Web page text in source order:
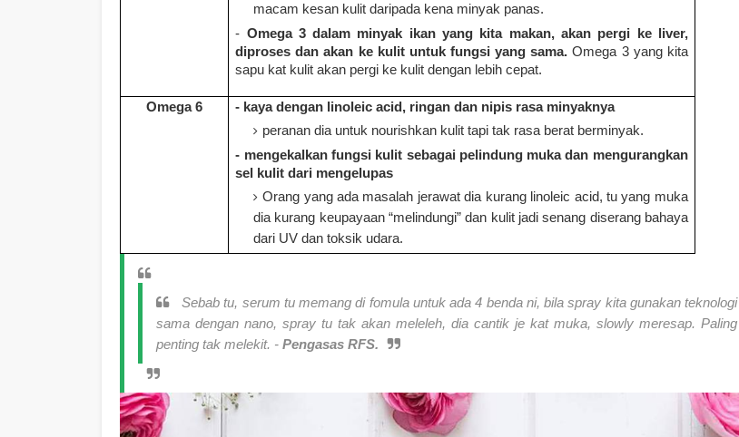
macam kesan kulit daripada kena minyak panas.
- Omega 3 dalam minyak ikan yang kita makan, akan pergi ke liver,
diproses dan akan ke kulit untuk fungsi yang sama. Omega 3 yang kita
sapu kat kulit akan pergi ke kulit dengan lebih cepat.
Omega 6
- kaya dengan linoleic acid, ringan dan nipis rasa minyaknya
peranan dia untuk nourishkan kulit tapi tak rasa berat berminyak.
- mengekalkan fungsi kulit sebagai pelindung muka dan mengurangkan
sel kulit dari mengelupas
Orang yang ada masalah jerawat dia kurang linoleic acid, tu yang muka
dia kurang keupayaan “melindungi” dan kulit jadi senang diserang bahaya
dari UV dan toksik udara.
Sebab tu, serum tu memang di fomula untuk ada 4 benda ni, bila spray kita gunakan teknologi
sama dengan nano, spray tu tak akan meleleh, dia cantik je kat muka, slowly meresap. Paling
penting tak melekit. - Pengasas RFS.